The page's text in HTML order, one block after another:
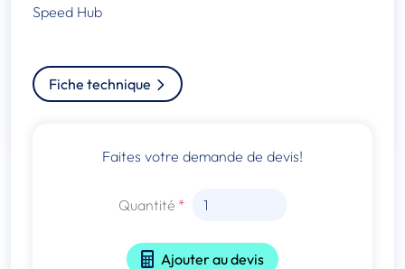
Speed Hub
Fiche technique
Faites votre demande de devis!
Quantité
Ajouter au devis